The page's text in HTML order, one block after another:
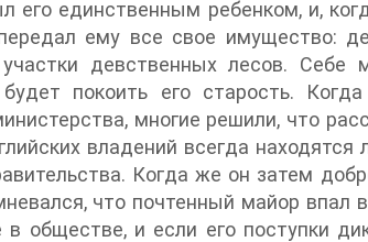
его единственным ребенком, и,
ему все свое имущество:
девственных лесов.
покоить его старость.
многие решили, что
владений всегда
Когда же он затем
что почтенный майор впал
в обществе, и если его поступки